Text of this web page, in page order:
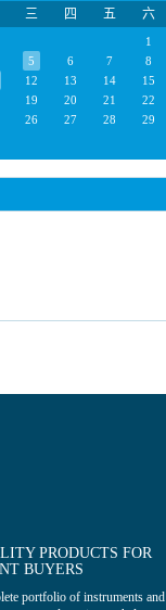
三 四 五 六
1
5 6 7
8
12 13 14
15
19 20 21
22
26 27 28
29
PRODUCTS FOR
BUYERS
portfolio of instruments and